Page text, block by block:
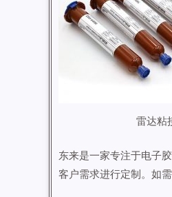
雷达粘
东来是一家专注于电子
客户需求进行定制。如